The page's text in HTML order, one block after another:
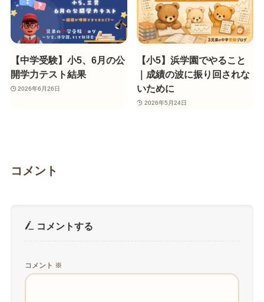
【中学受験】小5、6月の公
開学力テスト結果
2026年6月26日
【小5】浜学園でやること
｜成績の波に振り回されな
いために
2026年5月24日
コメント
コメントする
コメント ※